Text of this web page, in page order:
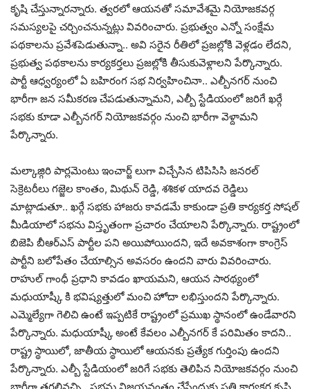
కృషి చేస్తున్నారన్నారు. త్వరలో ఆయనతో సమావేశమై నియోజకవర్గ
సమస్యలపై చర్చించనున్నట్లు వివరించారు. ప్రభుత్వం ఎన్నో సంక్షేమ
పథకాలను ప్రవేశపెడుతున్నా.. అవి సరైన రీతిలో ప్రజల్లోకి వెళ్లడం లేదని,
ప్రభుత్వ పథకాలను కార్యకర్తలు ప్రజల్లోకి తీసుకువెళ్లాలని పేర్కొన్నారు.
పార్టీ ఆధ్వర్యంలో ఏ బహిరంగ సభ నిర్వహించినా.. ఎల్బీనగర్ నుంచి
భారీగా జన సమీకరణ చేపడుతున్నామని, ఎల్బీ స్టేడియంలో జరిగే ఖర్గే
సభకు కూడా ఎల్బీనగర్ నియోజకవర్గం నుంచి భారీగా వెళ్దామని
పేర్కొన్నారు.
మల్కాజ్గిరి పార్లమెంటు ఇంచార్జ్ లుగా విచ్చేసిన టిపిసిసి జనరల్
సెక్రెటరీలు గజ్జెల కాంతం, మిథున్ రెడ్డి, శశికళ యాదవ రెడ్డిలు
మాట్లాడుతూ.. ఖర్గే సభకు హాజరు కావడమే కాకుండా ప్రతి కార్యకర్త సోషల్
మీడియాలో సభను విస్తృతంగా ప్రచారం చేయాలని పేర్కొన్నారు. రాష్ట్రంలో
బిజెపి బీఆర్ఎస్ పార్టీల పని అయిపోయిందని, ఇదే అవకాశంగా కాంగ్రెస్
పార్టీని బలోపేతం చేయాల్సిన అవసరం ఉందని వారు వివరించారు.
రాహుల్ గాంధీ ప్రధాని కావడం ఖాయమని, ఆయన సారథ్యంలో
మధుయాష్కీ కి భవిష్యత్తులో మంచి హోదా లభిస్తుందని పేర్కొన్నారు.
ఎమ్మెల్యేగా గెలిచి ఉంటే ఇప్పటికే రాష్ట్రంలో ప్రముఖ స్థానంలో ఉండేవారని
పేర్కొన్నారు. మధుయాష్కీ అంటే కేవలం ఎల్బీనగర్ కే పరిమితం కాదని..
రాష్ట్ర స్థాయిలో, జాతీయ స్థాయిలో ఆయనకు ప్రత్యేక గుర్తింపు ఉందని
పేర్కొన్నారు. ఎల్బీ స్టేడియంలో జరిగే సభకు తెలిపిన నియోజకవర్గం నుంచి